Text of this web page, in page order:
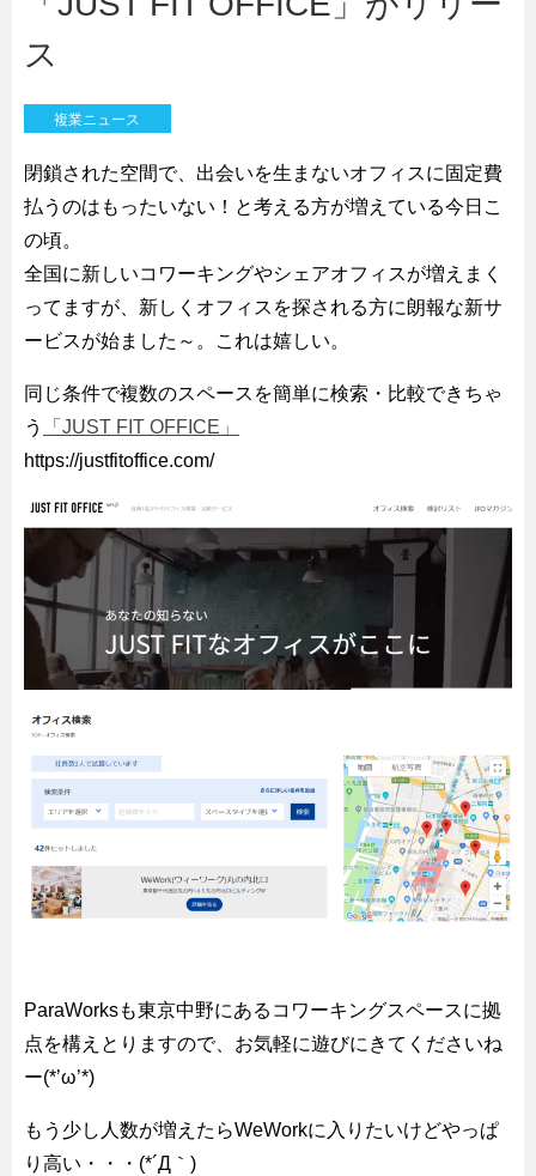
ス
複業ニュース
閉鎖された空間で、出会いを生まないオフィスに固定費
払うのはもったいない！と考える方が増えている今日こ
の頃。
全国に新しいコワーキングやシェアオフィスが増えまく
ってますが、新しくオフィスを探される方に朗報な新サ
ービスが始ました～。これは嬉しい。
同じ条件で複数のスペースを簡単に検索・比較できちゃ
う
「JUST FIT OFFICE」
https://justfitoffice.com/
ParaWorksも東京中野にあるコワーキングスペースに拠
点を構えとりますので、お気軽に遊びにきてくださいね
ー(*’ω’*)
もう少し人数が増えたらWeWorkに入りたいけどやっぱ
り高い・・・(*´Д｀)